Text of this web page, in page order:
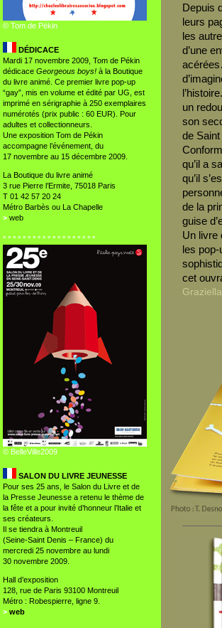
© Tom de Pékin
DÉDICACE
Mardi 17 novembre 2009, Tom de Pékin
dédicace Georgeous boys!à la Boutique
du livre animé. Ce premier livre pop-up
“gay”, mis en volume et édité par UG, est
imprimé en sérigraphie à 250 exemplaires
numérotés (prix public : 60 EUR). Pour
adultes et collectionneurs.
Une exposition Tom de Pékin
accompagne l’événement, du
17 novembre au 15 décembre 2009.
La Boutique du livre animé
3 rue Pierre l’Ermite, 75018 Paris
T 01 42 57 20 24
Métro Barbès ou La Chapelle
> web
° ° ° ° ° ° ° ° ° ° ° ° ° ° ° ° ° ° °
© BelleVille2009
SALON DU LIVRE JEUNESSE
Pour ses 25 ans, le Salon du Livre et de
la Presse Jeunesse a retenu le thème de
la fête et a pour invité d’honneur l’Italie et
ses créateurs.
Il se tiendra à Montreuil
(Seine-Saint Denis – France) du
mercredi 25 novembre au lundi
30 novembre 2009.
Hall d’exposition
128, rue de Paris 93100 Montreuil
Métro : Robespierre, ligne 9.
> web
Depuis
leurs
les
d’une
un
son
de
qu’il a
qu’il
de la
guise
Un livre
les pop-
cet